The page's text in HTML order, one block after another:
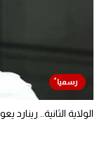
الولاية الثانية..